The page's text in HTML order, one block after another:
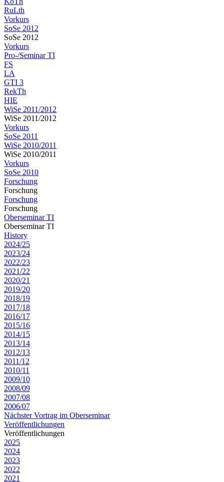
RuLth
Vorkurs
SoSe 2012
SoSe 2012
Vorkurs
Pro-/Seminar TI
FS
LA
GTI 3
RekTh
HIE
WiSe 2011/2012
WiSe 2011/2012
Vorkurs
SoSe 2011
WiSe 2010/2011
WiSe 2010/2011
Vorkurs
SoSe 2010
Forschung
Forschung
Forschung
Forschung
Oberseminar TI
Oberseminar TI
History
2024/25
2023/24
2022/23
2021/22
2020/21
2019/20
2018/19
2017/18
2016/17
2015/16
2014/15
2013/14
2012/13
2011/12
2010/11
2009/10
2008/09
2007/08
2006/07
Nächster Vortrag im Oberseminar
Veröffentlichungen
Veröffentlichungen
2025
2024
2023
2022
2021